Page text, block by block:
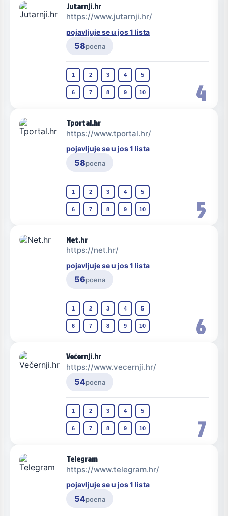
4
Jutarnji.hr
https://www.jutarnji.hr/
pojavljuje se u jos 1 lista
58poena
1 2 3 4 5
6 7 8 9 10
5
Tportal.hr
https://www.tportal.hr/
pojavljuje se u jos 1 lista
58poena
1 2 3 4 5
6 7 8 9 10
6
Net.hr
https://net.hr/
pojavljuje se u jos 1 lista
56poena
1 2 3 4 5
6 7 8 9 10
7
Večernji.hr
https://www.vecernji.hr/
54poena
1 2 3 4 5
6 7 8 9 10
Telegram
https://www.telegram.hr/
pojavljuje se u jos 1 lista
54poena